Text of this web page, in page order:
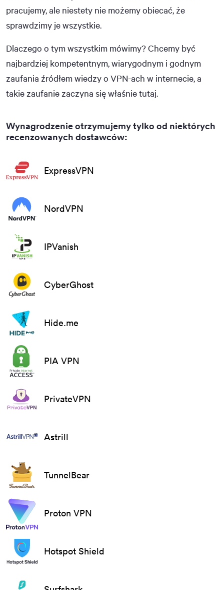
pracujemy, ale niestety nie możemy obiecać, że
sprawdzimy je wszystkie.
Dlaczego o tym wszystkim mówimy? Chcemy być
najbardziej kompetentnym, wiarygodnym i godnym
zaufania źródłem wiedzy o VPN-ach w internecie, a
takie zaufanie zaczyna się właśnie tutaj.
Wynagrodzenie otrzymujemy tylko od niektórych
recenzowanych dostawców:
ExpressVPN
NordVPN
IPVanish
CyberGhost
Hide.me
PIA VPN
PrivateVPN
Astrill
TunnelBear
Proton VPN
Hotspot Shield